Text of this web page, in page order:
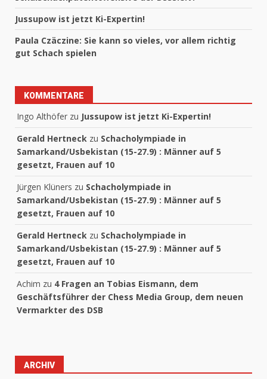
Jussupow ist jetzt Ki-Expertin!
Paula Czäczine: Sie kann so vieles, vor allem richtig
gut Schach spielen
KOMMENTARE
Ingo Althöfer zu Jussupow ist jetzt Ki-Expertin!
Gerald Hertneck zu Schacholympiade in
Samarkand/Usbekistan (15-27.9) : Männer auf 5
gesetzt, Frauen auf 10
Jürgen Klüners zu Schacholympiade in
Samarkand/Usbekistan (15-27.9) : Männer auf 5
gesetzt, Frauen auf 10
Gerald Hertneck zu Schacholympiade in
Samarkand/Usbekistan (15-27.9) : Männer auf 5
gesetzt, Frauen auf 10
Achim zu 4 Fragen an Tobias Eismann, dem
Geschäftsführer der Chess Media Group, dem neuen
Vermarkter des DSB
ARCHIV